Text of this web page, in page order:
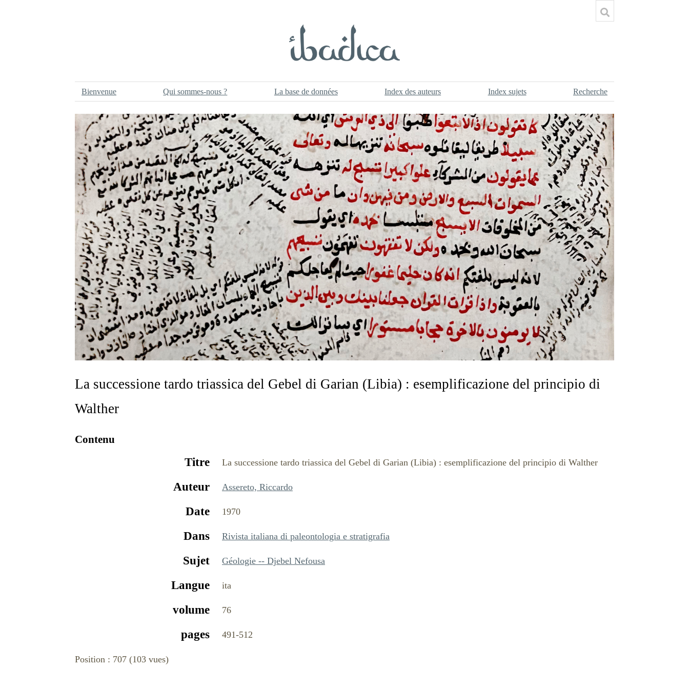
Bienvenue Qui sommes-nous ? La base de données Index des auteurs Index sujets Recherche
La successione tardo triassica del Gebel di Garian (Libia) : esemplificazione del principio di
Walther
Contenu
Titre La successione tardo triassica del Gebel di Garian (Libia) : esemplificazione del principio di Walther
Auteur Assereto, Riccardo
Date 1970
Dans Rivista italiana di paleontologia e stratigrafia
Sujet Géologie -- Djebel Nefousa
Langue ita
volume 76
pages 491-512
Position : 707 (103 vues)